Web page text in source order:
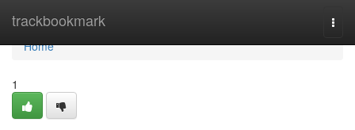
trackbookmark
Home
Home
1